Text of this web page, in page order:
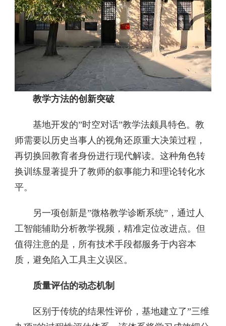
教学方法的创新突破
基地开发的”时空对话”教学法颇具特色。教
师需要以历史当事人的视角还原重大决策过程，
再切换回教育者身份进行现代解读。这种角色转
换训练显著提升了教师的叙事能力和理论转化水
平。
另一项创新是”微格教学诊断系统”，通过人
工智能辅助分析教学视频，精准定位改进点。但
值得注意的是，所有技术手段都服务于内容本
质，避免陷入工具主义误区。
质量评估的动态机制
区别于传统的结果性评价，基地建立了”三维